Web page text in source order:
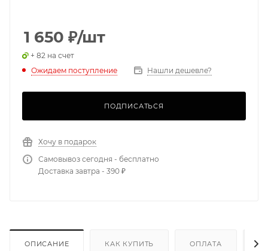
1 650 ₽/шт
+ 82 на счет
Ожидаем поступление
Нашли дешевле?
ПОДПИСАТЬСЯ
Хочу в подарок
Самовывоз сегодня - бесплатно
Доставка завтра - 390 ₽
ОПИСАНИЕ КАК КУПИТЬ ОПЛАТА